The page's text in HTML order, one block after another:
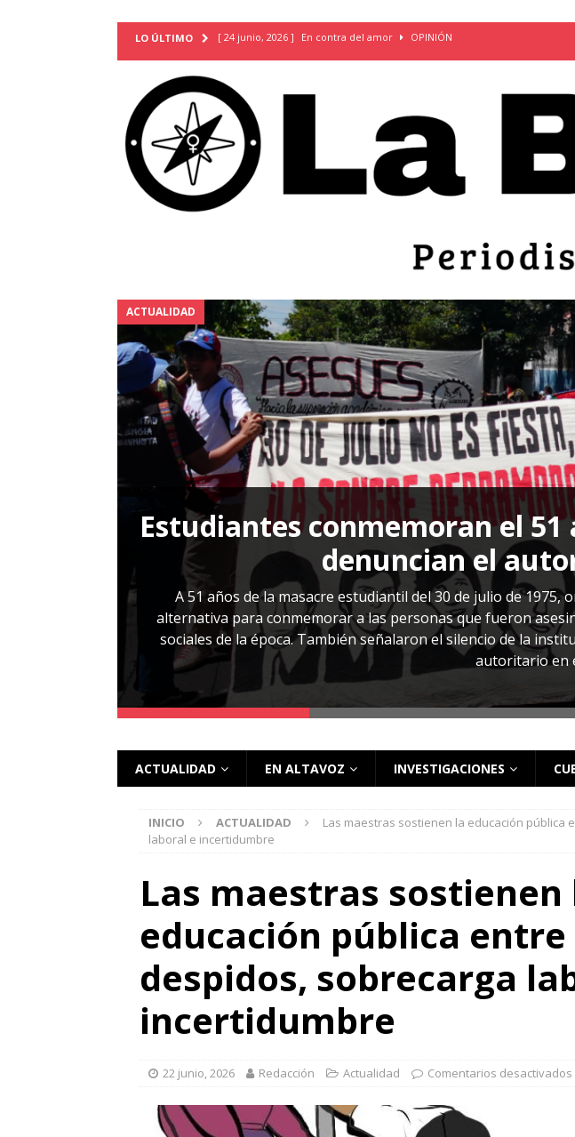
LO ÚLTIMO [ 24 junio, 2026 ] En contra del amor OPINIÓN
TERRITORIO
[ 21 febrero, 2026 ] Cuando la prevención de embarazos en niñas y
INVESTIGACIONES
[ 31 julio, 2026 ] Estudiantes conmemoran el 51 aniversario de la
Piden mantener la libertad provisional de Sandra Leticia
[ 28 julio, 2026 ] ARENA y FMLN apuestan por mujeres en sus fórmulas
ACTUALIDAD
[ 24 julio, 2026 ] A María Hildaura le falló el Estado OPINIÓN
[ 28 julio, 2026 ] Más allá de los casos: cómo entender el VIH en El
ACTUALIDAD
Estudiantes conmemoran el
denuncian el
A 51 años de la masacre estudiantil del 30 de julio de
alternativa para conmemorar a las personas que fueron
sociales de la época. También señalaron el silencio de la
autoritario en
ACTUALIDAD EN ALTAVOZ INVESTIGACIONES
INICIO ACTUALIDAD
Las maestras sostienen la educación pública
laboral e incertidumbre
Las maestras sostienen
educación pública entre
despidos, sobrecarga
incertidumbre
22 junio, 2026 Redacción Actualidad Comentarios desactivados